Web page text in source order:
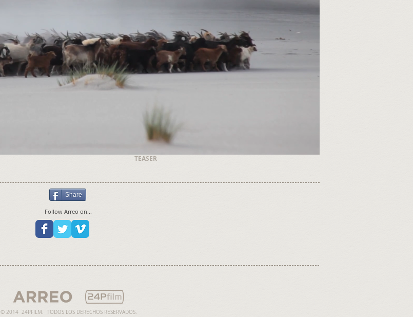
TEASER
© 2014 24PFILM. TODOS LOS DERECHOS RESERVADOS.
Follow Arreo on...
Share